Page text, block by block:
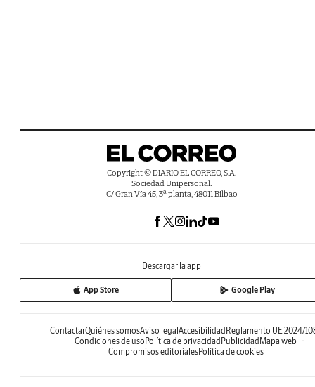
Copyright © DIARIO EL CORREO, S.A.
Sociedad Unipersonal.
C/ Gran Vía 45, 3ª planta, 48011 Bilbao
Descargar la app
App Store Google Play
ContactarQuiénes somosAviso legalAccesibilidadReglamento UE 2024/
Condiciones de usoPolítica de privacidadPublicidadMapa web
Compromisos editorialesPolítica de cookies